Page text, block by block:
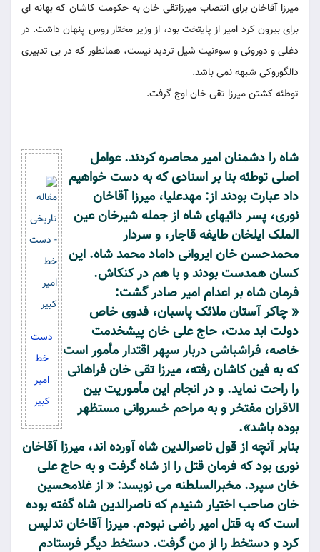
میرزا آقاخان برای انتصاب میرزاتقی خان به حکومت کاشان که بهانه ای
برای بیرون کرد امیر از پایتخت بود، از وزیر مختار روس پنهان داشت. در
دغلی و دوروئی و سوءنیت شیل تردید نیست، همانطور که در بی تدبیری
دالگوروکی شبهه نمی باشد.
توطئه کشتن میرزا تقی خان اوج گرفت.
دست
خط
امیر
کبیر
شاه را دشمنان امیر محاصره کردند. عوامل
اصلی توطئه بنا بر اسنادی که به دست خواهیم
داد عبارت بودند از: مهدعلیا، میرزا آقاخان
نوری، پسر دائیهای شاه از جمله شیرخان عین
الملک ایلخان طایفه قاجار، و سردار
محمدحسن خان ایروانی داماد محمد شاه. این
کسان همدست بودند و با هم در کنکاش.
فرمان شاه بر اعدام امیر صادر گشت:
« چاکر آستان ملائک پاسبان، فدوی خاص
دولت ابد مدت، حاج علی خان پیشخدمت
خاصه، فراشباشی دربار سپهر اقتدار مأمور است
که به فین کاشان رفته، میرزا تقی خان فراهانی
را راحت نماید. و در انجام این مأموریت بین
الاقران مفتخر و به مراحم خسروانی مستظهر
بوده باشد».
بنابر آنچه از قول ناصرالدین شاه آورده اند، میرزا آقاخان
نوری بود که فرمان قتل را از شاه گرفت و به حاج علی
خان سپرد. مخبرالسلطنه می نویسد: « از غلامحسین
خان صاحب اختیار شنیدم که ناصرالدین شاه گفته بوده
است که به قتل امیر راضی نبودم. میرزا آقاخان تدلیس
کرد و دستخط را از من گرفت. دستخط دیگر فرستادم